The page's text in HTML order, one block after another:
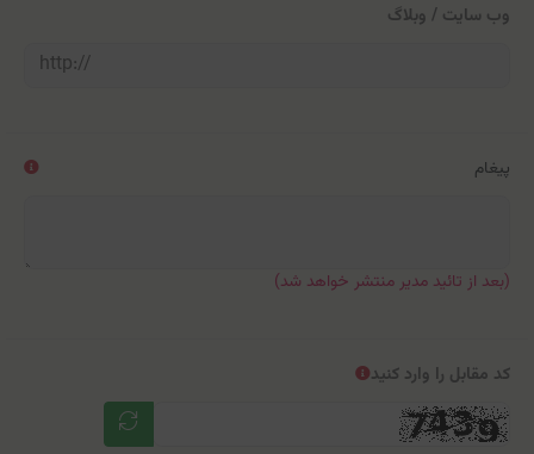
وب سایت / وبلاگ
پیغام
(بعد از تائید مدیر منتشر خواهد شد)
کد مقابل را وارد کنید